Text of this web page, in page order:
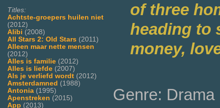
Titles:
Achtste-groepers huilen niet
(2012)
Alibi (2008)
All Stars 2: Old Stars (2011)
Alleen maar nette mensen
(2012)
Alles is familie (2012)
Alles is liefde (2007)
Als je verliefd wordt (2012)
Amsterdamned (1988)
Antonia (1995)
Apenstreken (2015)
App (2013)
of three
heading to
money,
Genre: Drama